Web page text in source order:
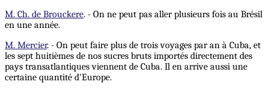
M. Ch. de Brouckere. - On ne peut pas aller plusieurs fois au Brésil
en une année.
M. Mercier. - On peut faire plus de trois voyages par an à Cuba, et
les sept huitièmes de nos sucres bruts importés directement des
pays transatlantiques viennent de Cuba. Il en arrive aussi une
certaine quantité d'Europe.